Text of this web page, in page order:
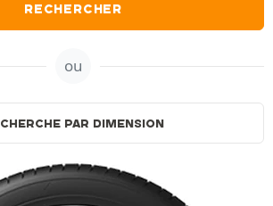
RECHERCHER
ou
PAR DIMENSION